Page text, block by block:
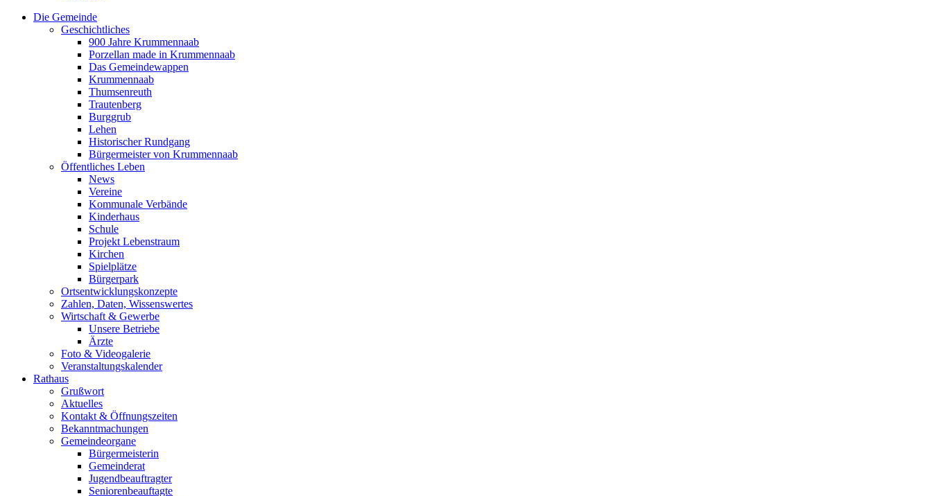
Die Gemeinde
Geschichtliches
900 Jahre Krummennaab
Porzellan made in Krummennaab
Das Gemeindewappen
Krummennaab
Thumsenreuth
Trautenberg
Burggrub
Lehen
Historischer Rundgang
Bürgermeister von Krummennaab
Öffentliches Leben
News
Vereine
Kommunale Verbände
Kinderhaus
Schule
Projekt Lebenstraum
Kirchen
Spielplätze
Bürgerpark
Ortsentwicklungskonzepte
Zahlen, Daten, Wissenswertes
Wirtschaft & Gewerbe
Unsere Betriebe
Ärzte
Foto & Videogalerie
Veranstaltungskalender
Rathaus
Grußwort
Aktuelles
Kontakt & Öffnungszeiten
Bekanntmachungen
Gemeindeorgane
Bürgermeisterin
Gemeinderat
Jugendbeauftragter
Seniorenbeauftagte